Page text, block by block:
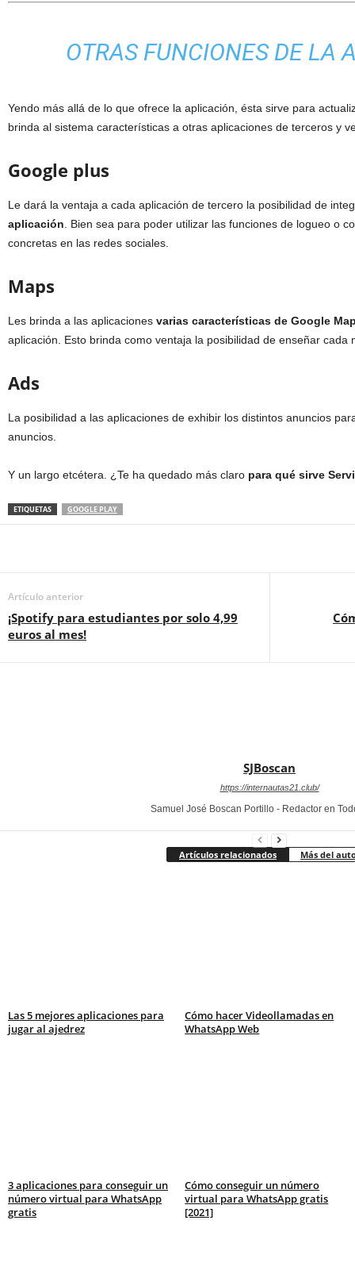
OTRAS FUNCIONES DE LA
Yendo más allá de lo que ofrece la aplicación, ésta sirve para
brinda al sistema características a otras aplicaciones de terceros y
Google plus
Le dará la ventaja a cada aplicación de tercero la posibilidad de
aplicación . Bien sea para poder utilizar las funciones de logueo o
concretas en las redes sociales.
Maps
Les brinda a las aplicaciones varias características de Google
aplicación. Esto brinda como ventaja la posibilidad de enseñar cada
Ads
La posibilidad a las aplicaciones de exhibir los distintos anuncios
anuncios.
Y un largo etcétera. ¿Te ha quedado más claro para qué sirve
ETIQUETAS GOOGLE PLAY
Artículo anterior
¡Spotify para estudiantes por solo 4,99
euros al mes!
SJBoscan
https://internautas21.club/
Samuel José Boscan Portillo - Redactor en
Artículos relacionados Más del
Las 5 mejores aplicaciones para
jugar al ajedrez
Cómo hacer Videollamadas en
WhatsApp Web
3 aplicaciones para conseguir un
número virtual para WhatsApp
gratis
Cómo conseguir un número
virtual para WhatsApp gratis
[2021]